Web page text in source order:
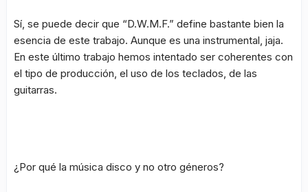
Sí, se puede decir que “D.W.M.F.” define bastante bien la
esencia de este trabajo. Aunque es una instrumental, jaja.
En este último trabajo hemos intentado ser coherentes con
el tipo de producción, el uso de los teclados, de las
guitarras.
¿Por qué la música disco y no otro géneros?